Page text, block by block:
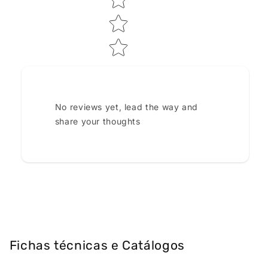
No reviews yet, lead the way and
share your thoughts
Fichas técnicas e Catálogos